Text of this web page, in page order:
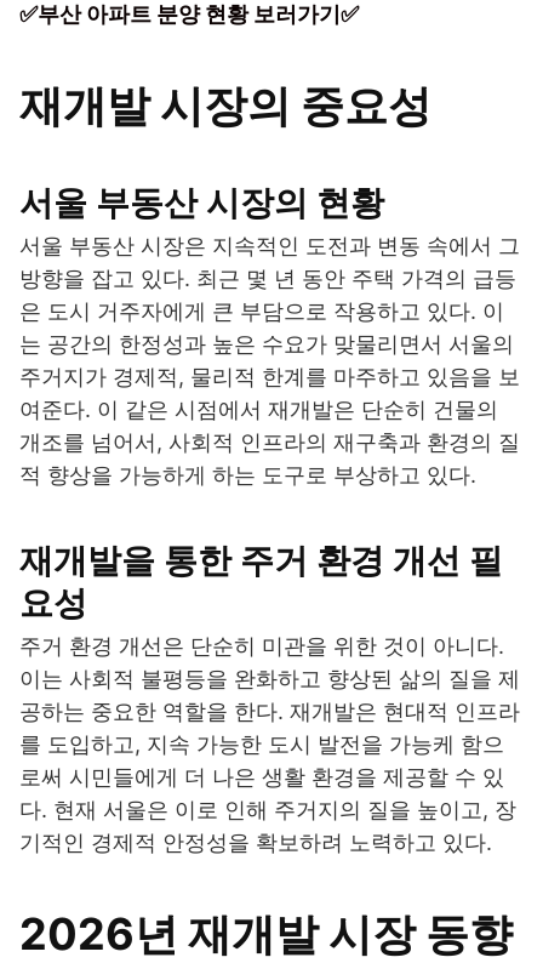
✅부산 아파트 분양 현황 보러가기✅
재개발 시장의 중요성
서울 부동산 시장의 현황
서울 부동산 시장은 지속적인 도전과 변동 속에서 그
방향을 잡고 있다. 최근 몇 년 동안 주택 가격의 급등
은 도시 거주자에게 큰 부담으로 작용하고 있다. 이
는 공간의 한정성과 높은 수요가 맞물리면서 서울의
주거지가 경제적, 물리적 한계를 마주하고 있음을 보
여준다. 이 같은 시점에서 재개발은 단순히 건물의
개조를 넘어서, 사회적 인프라의 재구축과 환경의 질
적 향상을 가능하게 하는 도구로 부상하고 있다.
재개발을 통한 주거 환경 개선 필
요성
주거 환경 개선은 단순히 미관을 위한 것이 아니다.
이는 사회적 불평등을 완화하고 향상된 삶의 질을 제
공하는 중요한 역할을 한다. 재개발은 현대적 인프라
를 도입하고, 지속 가능한 도시 발전을 가능케 함으
로써 시민들에게 더 나은 생활 환경을 제공할 수 있
다. 현재 서울은 이로 인해 주거지의 질을 높이고, 장
기적인 경제적 안정성을 확보하려 노력하고 있다.
2026년 재개발 시장 동향